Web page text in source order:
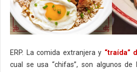
ERP. La comida extranjera y “traída”
cual se usa “chifas”, son algunos